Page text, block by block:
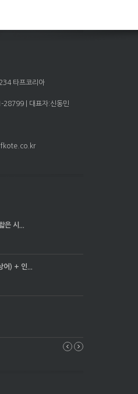
타프코리아
28799 | 대표자:신동민
은 시...
) + 인...